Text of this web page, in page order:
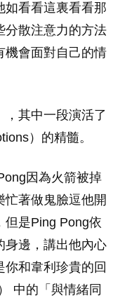
如看看這裏看看那
分散注意力的方法
機會面對自己的情
，其中一段演活了
）的精髓。
因為火箭被掉
忙著做鬼臉逗他開
但是Ping Pong依
身邊，講出他內心
和韋利珍貴的回
中的「與情緒同